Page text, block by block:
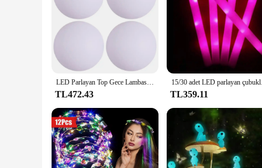
LED Parlayan Top Gece Lambası Uzaktan Kumanda Açık Top Yüzen havuz ışığı Yüzme Havuzu Parti Lambası Bahçe Yard Havuz Dekor için
TL472.43
15/30 adet
TL359.11